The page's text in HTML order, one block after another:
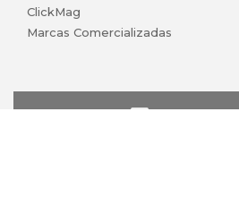
ClickMag
Marcas Comercializadas